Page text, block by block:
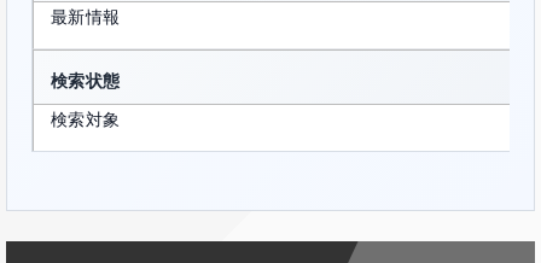
最新情報
検索状態
検索対象